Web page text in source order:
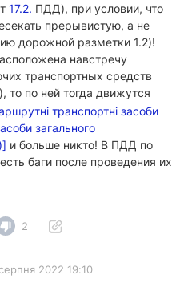
17.2. ПДД), при условии, что
прерывистую, а не
дорожной разметки 1.2)!
навстречу
транспортных средств
), то по ней тогда движутся
транспортні засоби
загального
и больше никто! В ПДД по
баги после проведения их
2
2022 19:10